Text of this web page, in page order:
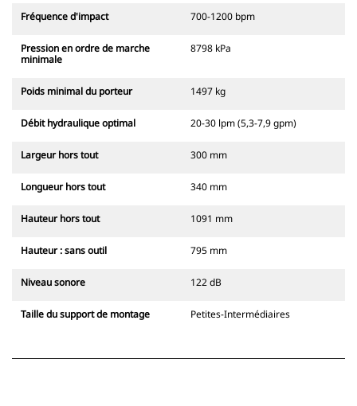
Fréquence d'impact 700-1200 bpm
Pression en ordre de marche
minimale
8798 kPa
Poids minimal du porteur 1497 kg
Débit hydraulique optimal 20-30 lpm (5,3-7,9 gpm)
Largeur hors tout 300 mm
Longueur hors tout 340 mm
Hauteur hors tout 1091 mm
Hauteur : sans outil 795 mm
Niveau sonore 122 dB
Taille du support de montage Petites-Intermédiaires